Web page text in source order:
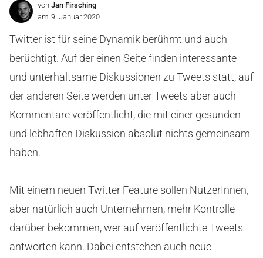
von Jan Firsching
am 9. Januar 2020
Twitter ist für seine Dynamik berühmt und auch
berüchtigt. Auf der einen Seite finden interessante
und unterhaltsame Diskussionen zu Tweets statt, auf
der anderen Seite werden unter Tweets aber auch
Kommentare veröffentlicht, die mit einer gesunden
und lebhaften Diskussion absolut nichts gemeinsam
haben.
Mit einem neuen Twitter Feature sollen NutzerInnen,
aber natürlich auch Unternehmen, mehr Kontrolle
darüber bekommen, wer auf veröffentlichte Tweets
antworten kann. Dabei entstehen auch neue